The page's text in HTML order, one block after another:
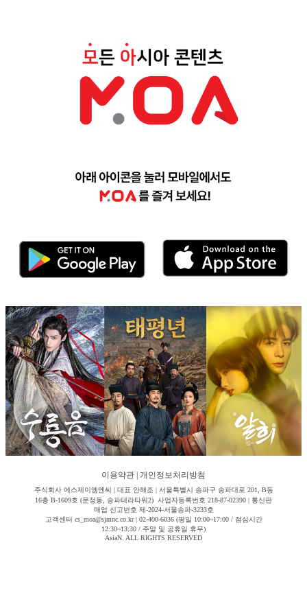
이용약관 개인정보처리방침
주식회사 에스제이엠엔씨 | 대표 안해조 | 서울특별시 송파구 송파대로 201, B동
16층 B-1609호 (문정동, 송파테라타워2) 사업자등록번호 218-87-02390 | 통신판
매업 신고번호 제-2024-서울송파-3233호
고객센터 cs_moa@sjmnc.co.kr | 02-400-6036 (평일 10:00~17:00 / 점심시간
12:30~13:30 / 주말 및 공휴일 휴무)
AsiaN. ALL RIGHTS RESERVED